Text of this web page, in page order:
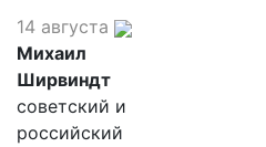
14 августа
Михаил
Ширвиндт
советский и
российский